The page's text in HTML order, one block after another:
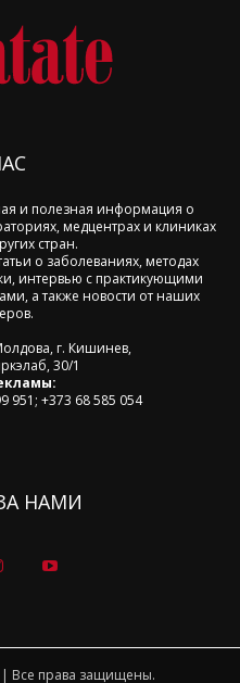
и полезная информация о
медцентрах и клиниках
стран.
о заболеваниях, методах
интервью с практикующими
а также новости от наших
г. Кишинев,
30/1
951; +373 68 585 054
НАМИ
| Все права защищены.